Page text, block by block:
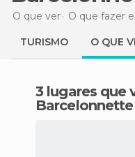
O que ver O que fazer
TURISMO O QUE
3 lugares que ver em
Barcelonnette